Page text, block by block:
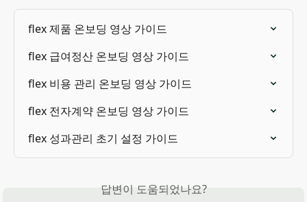
flex 제품 온보딩 영상 가이드
flex 급여정산 온보딩 영상 가이드
flex 비용 관리 온보딩 영상 가이드
flex 전자계약 온보딩 영상 가이드
flex 성과관리 초기 설정 가이드
답변이 도움되었나요?